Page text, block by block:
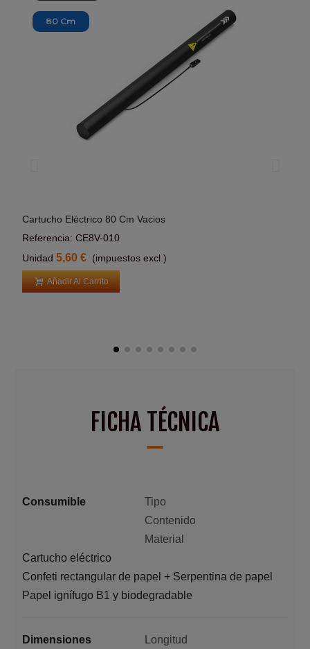
80 Cm
Añadir Al Carrito
Cartucho Eléctrico 80 Cm Vacios
Referencia: CE8V-010
Unidad 5,60 € (impuestos excl.)
Añadir Al Carrito
FICHA TÉCNICA
Consumible
Tipo
Contenido
Material
Cartucho eléctrico
Confeti rectangular de papel + Serpentina de papel
Papel ignífugo B1 y biodegradable
Dimensiones
Longitud